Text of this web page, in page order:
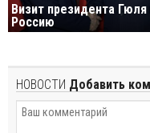
Визит президента Гюля
Россию
НОВОСТИ Добавить